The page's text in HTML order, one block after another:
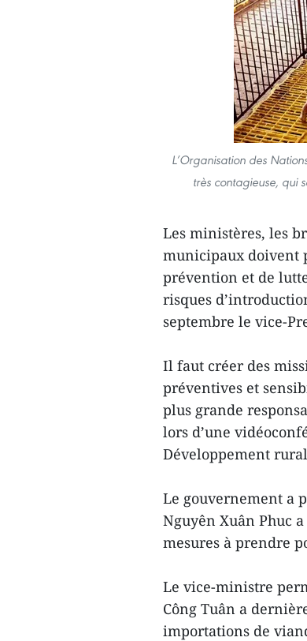
L’Organisation des
très contagieuse, qui
Les ministères, les
municipaux doivent
prévention et de
risques
septembre le vice-
Il faut créer des
préventives et
plus grande
lors d’une
Développement
Le gouvernement a
Nguyên Xuân Phuc
mesures à prendre
Le vice-ministre
Công Tuân a
importations de